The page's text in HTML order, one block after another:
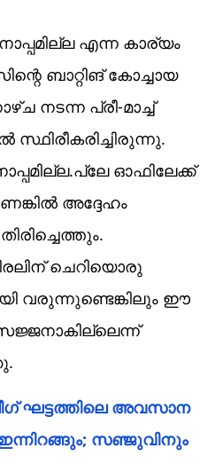
എന്ന കാര്യം
ബാറ്റിങ് കോച്ചായ
നടന്ന പ്രീ-മാച്ച്
സ്ഥിരീകരിച്ചിരുന്നു.
ഓഫിലേക്ക്
അദ്ദേഹം
ചെറിയൊരു
വരുന്നുണ്ടെങ്കിലും ഈ
ഘട്ടത്തിലെ അവസാന
സഞ്ജുവിനും